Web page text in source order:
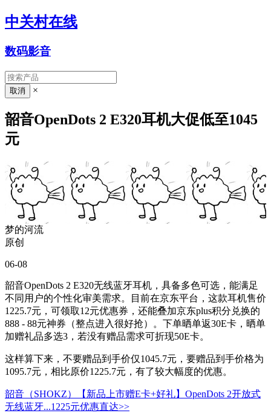
中关村在线
数码影音
×
韶音OpenDots 2 E320耳机大促低至1045
元
梦的河流
原创
06-08
韶音OpenDots 2 E320无线蓝牙耳机，具备多色可选，能满足
不同用户的个性化审美需求。目前在京东平台，这款耳机售价
1225.7元，可领取12元优惠券，还能叠加京东plus积分兑换的
888 - 88元神券（整点进入很好抢）。下单晒单返30E卡，晒单
加赠礼品多选3，若没有赠品需求可折现50E卡。
这样算下来，不要赠品到手价仅1045.7元，要赠品到手价格为
1095.7元，相比原价1225.7元，有了较大幅度的优惠。
韶音（SHOKZ）【新品上市赠E卡+好礼】OpenDots 2开放式
无线蓝牙...1225元优惠直达>>